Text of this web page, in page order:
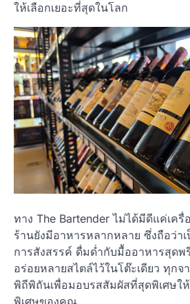
ให้เลือกเยอะที่สุดในโลก
ทาง The Bartender ไม่ได้มีดีแค่เครื่
ร้านยังมีอาหารหลากหลาย ซึ่งถือว่า
การสังสรรค์ ดื่มด่ำกับมื้ออาหารสุดพ
อร่อยหลายสไตล์ไว้ในโต๊ะเดียว ทุกจ
พิถีพิถันเพื่อมอบรสสัมผัสที่สุดพิเศษ